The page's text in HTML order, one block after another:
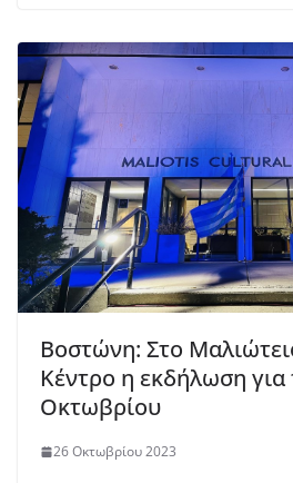
Βοστώνη: Στο
Κέντρο η εκδήλωση για
Οκτωβρίου
26 Οκτωβρίου 2023